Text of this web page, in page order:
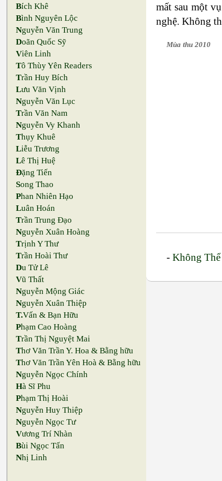
Bích Khê
Bình Nguyên Lộc
Nguyễn Văn Trung
Doãn Quốc Sỹ
Viên Linh
Tô Thùy Yên Readers
Trần Huy Bích
Lưu Văn Vịnh
Nguyễn Văn Lục
Trần Văn Nam
Nguyễn Vy Khanh
Thụy Khuê
Liễu Trương
Lê Thị Huệ
Đặng Tiến
Song Thao
Phan Nhiên Hạo
Luân Hoán
Trần Trung Đạo
Nguyễn Xuân Hoàng
Trịnh Y Thư
Trần Hoài Thư
Du Tử Lê
Vũ Thất
Nguyễn Mộng Giác
Nguyễn Xuân Thiệp
T.Vấn & Bạn Hữu
Phạm Cao Hoàng
Trần Thị Nguyệt Mai
Thơ Văn Trần Y. Hoa & Bằng hữu
Thơ Văn Trần Yên Hoà & Bằng hữu
Nguyễn Ngọc Chính
Hà Sĩ Phu
Phạm Thị Hoài
Nguyễn Huy Thiệp
Nguyễn Ngọc Tư
Vương Trí Nhàn
Bùi Ngọc Tấn
Nhị Linh
mất sau một
nghệ. Không
Mùa thu 2010
-Không